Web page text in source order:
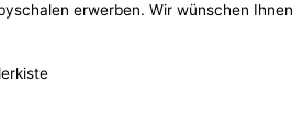
erwerben. Wir wünschen Ihnen